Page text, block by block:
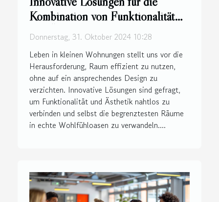
Kombination von Funktionalität
und Ästhetik in kleinen
Wohnungen
Donnerstag, 31. Oktober 2024 10:28
Leben in kleinen Wohnungen stellt uns vor die
Herausforderung, Raum effizient zu nutzen,
ohne auf ein ansprechendes Design zu
verzichten. Innovative Lösungen sind gefragt,
um Funktionalität und Ästhetik nahtlos zu
verbinden und selbst die begrenztesten Räume
in echte Wohlfühloasen zu verwandeln....